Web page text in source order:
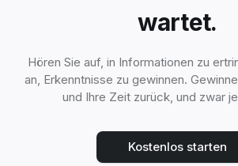
wartet.
Hören Sie auf, in Informationen zu
an, Erkenntnisse zu gewinnen.
und Ihre Zeit zurück, und zwar
Kostenlos starten